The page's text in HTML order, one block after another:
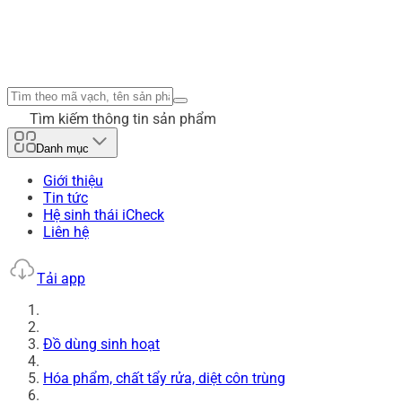
Tìm kiếm thông tin sản phẩm
Danh mục
Giới thiệu
Tin tức
Hệ sinh thái iCheck
Liên hệ
Tải app
Đồ dùng sinh hoạt
Hóa phẩm, chất tẩy rửa, diệt côn trùng